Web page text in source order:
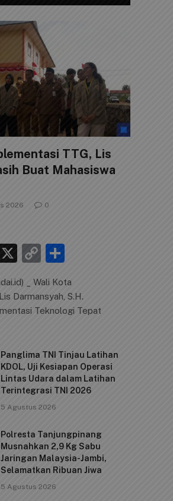
TTG, Lis
Buat Mahasiswa
2026 0
p
p
X
C
p
y
n
k
ar
e
_ Wali Kota
Darmansyah, S.H.
Teknologi Tepat
Panglima TNI Tinjau Latihan
KDOL, Uji Kesiapan Operasi
Lintas Udara dalam Latihan
Terintegrasi TNI 2026
5 Agustus 2026
Polresta Tanjungpinang
Musnahkan 2,9 Kg Sabu
Jaringan Malaysia-Jambi,
Selamatkan Ribuan Jiwa
5 Agustus 2026